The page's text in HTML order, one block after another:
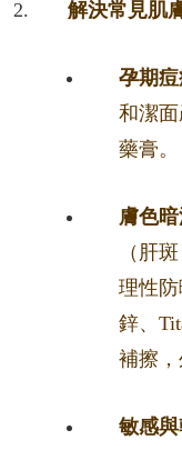
解決常見肌
孕期
和潔
藥膏。
膚色
（肝斑
理性
鋅、
補擦，
敏感